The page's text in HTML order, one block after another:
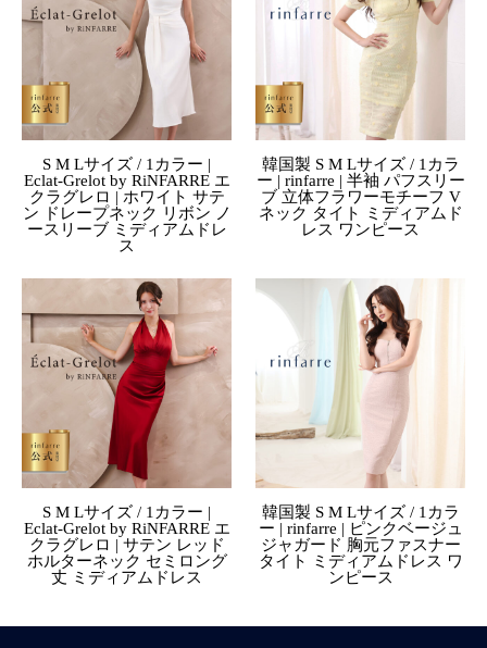
S M Lサイズ / 1カラー |
Eclat-Grelot by RiNFARRE エ
クラグレロ | ホワイト サテ
ン ドレープネック リボン ノ
ースリーブ ミディアムドレ
ス
韓国製 S M Lサイズ / 1カラ
ー | rinfarre | 半袖 パフスリー
ブ 立体フラワーモチーフ V
ネック タイト ミディアムド
レス ワンピース
S M Lサイズ / 1カラー |
Eclat-Grelot by RiNFARRE エ
クラグレロ | サテン レッド
ホルターネック セミロング
丈 ミディアムドレス
韓国製 S M Lサイズ / 1カラ
ー | rinfarre | ピンクベージュ
ジャガード 胸元ファスナー
タイト ミディアムドレス ワ
ンピース